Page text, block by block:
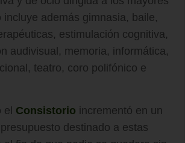
incluye además gimnasia, baile,
estimulación cognitiva,
audivisual, memoria, informática,
teatro, coro polifónico e
Consistorio incrementó en un
destinado a estas